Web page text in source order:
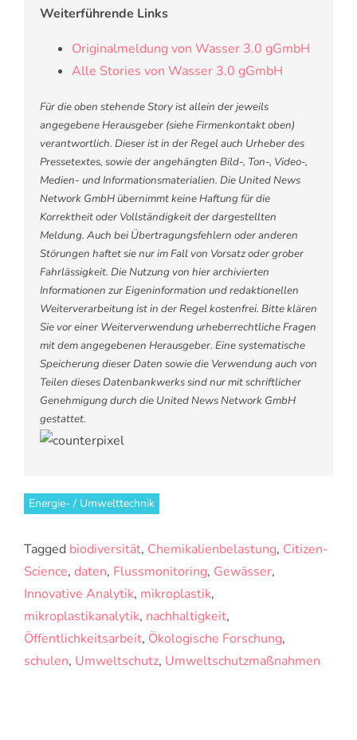
Weiterführende Links
Originalmeldung von Wasser 3.0 gGmbH
Alle Stories von Wasser 3.0 gGmbH
Für die oben stehende Story ist allein der jeweils
angegebene Herausgeber (siehe Firmenkontakt oben)
verantwortlich. Dieser ist in der Regel auch Urheber des
Pressetextes, sowie der angehängten Bild-, Ton-, Video-,
Medien- und Informationsmaterialien. Die United News
Network GmbH übernimmt keine Haftung für die
Korrektheit oder Vollständigkeit der dargestellten
Meldung. Auch bei Übertragungsfehlern oder anderen
Störungen haftet sie nur im Fall von Vorsatz oder grober
Fahrlässigkeit. Die Nutzung von hier archivierten
Informationen zur Eigeninformation und redaktionellen
Weiterverarbeitung ist in der Regel kostenfrei. Bitte klären
Sie vor einer Weiterverwendung urheberrechtliche Fragen
mit dem angegebenen Herausgeber. Eine systematische
Speicherung dieser Daten sowie die Verwendung auch von
Teilen dieses Datenbankwerks sind nur mit schriftlicher
Genehmigung durch die United News Network GmbH
gestattet.
Energie- / Umwelttechnik
Tagged biodiversität, Chemikalienbelastung, Citizen-
Science, daten, Flussmonitoring, Gewässer,
Innovative Analytik, mikroplastik,
mikroplastikanalytik, nachhaltigkeit,
Öffentlichkeitsarbeit, Ökologische Forschung,
schulen, Umweltschutz, Umweltschutzmaßnahmen